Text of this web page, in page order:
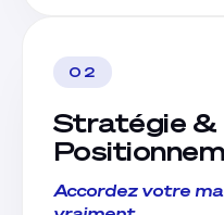
02
Stratégie &
Accordez votre